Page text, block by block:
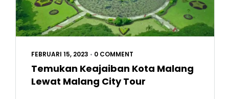
FEBRUARI 15, 2023 • 0 COMMENT
Temukan Keajaiban Kota Malang
Lewat Malang City Tour